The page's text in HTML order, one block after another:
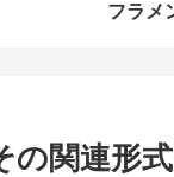
フラメ
関連形